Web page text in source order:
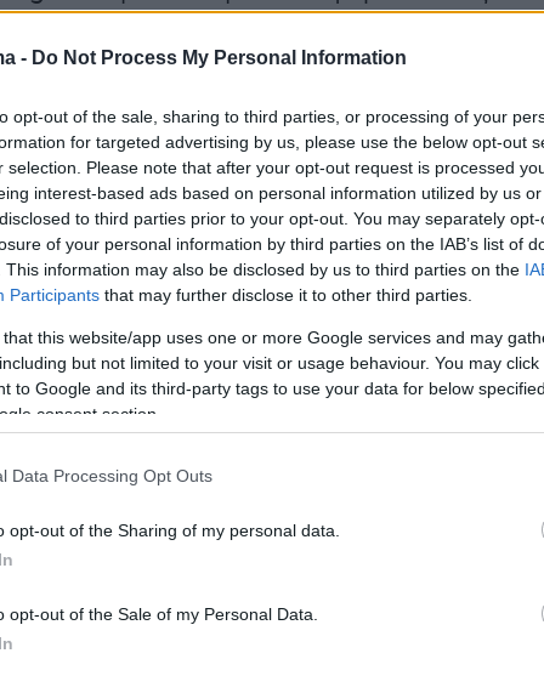
- Do Not Process My Personal Information
opt-out of the sale, sharing to third parties, or processing of your
for targeted advertising by us, please use the below opt-out
selection. Please note that after your opt-out request is processed
interest-based ads based on personal information utilized by us
to third parties prior to your opt-out. You may separately
of your personal information by third parties on the IAB’s list of
This information may also be disclosed by us to third parties on the
Participants that may further disclose it to other third parties.
that this website/app uses one or more Google services and may
but not limited to your visit or usage behaviour. You may
to Google and its third-party tags to use your data for below
consent section.
Data Processing Opt Outs
opt-out of the Sharing of my personal data.
opt-out of the Sale of my Personal Data.
από την οροφή πριν η φωτιά τεθεί
υπηρεσία δήλωσε νωρίτερα ότι δεν υπήρχε
πυρόσβεσης στο ταβάνι (δεν ήταν
ενώ υπήρξαν καιαντικρουόμενες αναφορές
πότε και αν χτύπησε ο συναγερμός.
βραχυχρόνιοι και μακροχρόνιοι
εργαζόμενοι σε κοντινό νοσοκομείο.
υπό την εποπτεία της σωφρονιστικής
Νέας Ζηλανδίας.
Κρις Χίπκινς δήλωσε ότι ένας φίλος του
ήταν μεταξύ των αγνοουμένων.